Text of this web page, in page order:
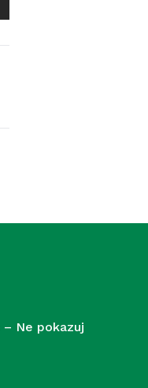
– Ne pokazuj